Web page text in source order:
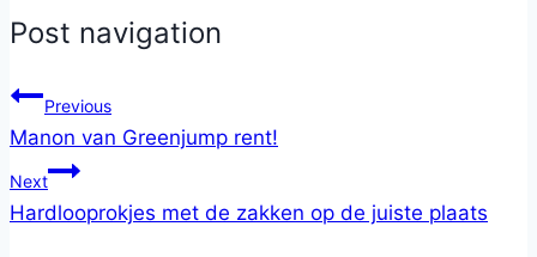
Post navigation
Previous
Manon van Greenjump rent!
Next
Hardlooprokjes met de zakken op de juiste plaats